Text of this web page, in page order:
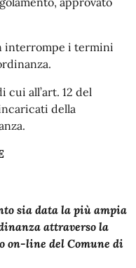
interrompe i termini
cui all’art. 12 del
della
sia data la più ampia
attraverso la
on-line del Comune di